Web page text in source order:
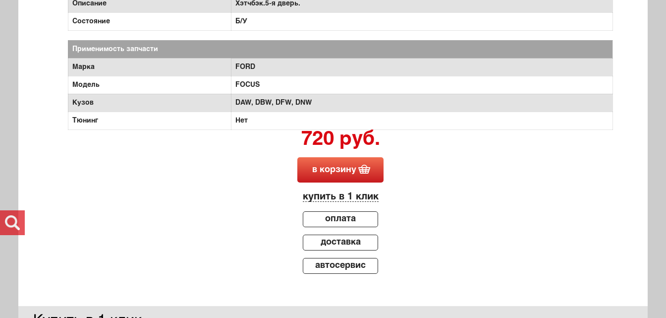
Описание Хэтчбэк.5-я дверь.
Состояние Б/У
Применимость запчасти
Марка FORD
Модель FOCUS
Кузов DAW, DBW, DFW, DNW
Тюнинг Нет
720 руб.
в корзину
купить в 1 клик
оплата
доставка
автосервис